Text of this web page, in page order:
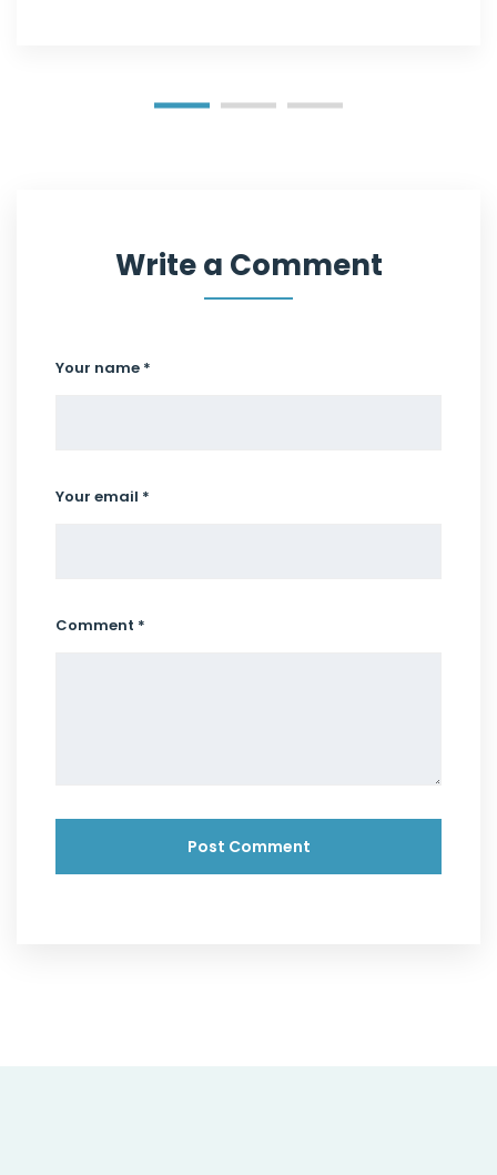
Write a Comment
Your name *
Your email *
Comment *